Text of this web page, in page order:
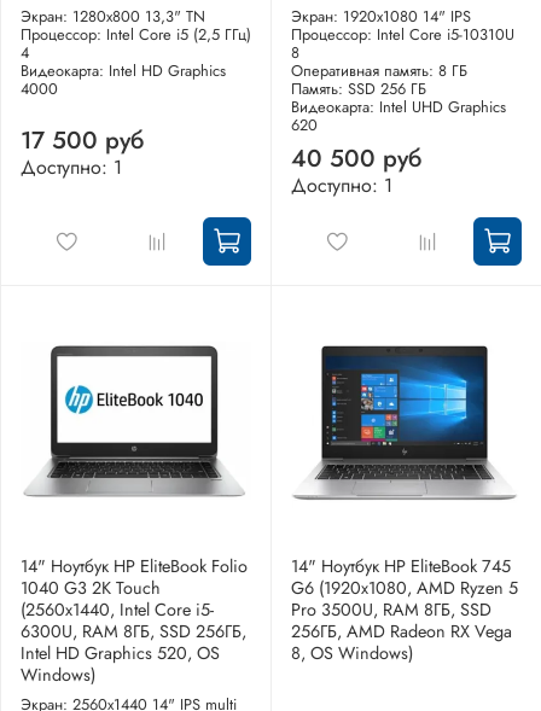
Экран: 1280x800 13,3" TN
Процессор: Intel Core i5 (2,5 ГГц)
4
Видеокарта: Intel HD Graphics
4000
17 500 руб
Доступно: 1
Экран: 1920x1080 14" IPS
Процессор: Intel Core i5-10310U
8
Оперативная память: 8 ГБ
Память: SSD 256 ГБ
Видеокарта: Intel UHD Graphics
620
40 500 руб
Доступно: 1
14" Ноутбук HP EliteBook Folio
1040 G3 2K Touch
(2560x1440, Intel Core i5-
6300U, RAM 8ГБ, SSD 256ГБ,
Intel HD Graphics 520, OS
Windows)
Экран: 2560x1440 14" IPS multi
14" Ноутбук HP EliteBook 745
G6 (1920x1080, AMD Ryzen 5
Pro 3500U, RAM 8ГБ, SSD
256ГБ, AMD Radeon RX Vega
8, OS Windows)